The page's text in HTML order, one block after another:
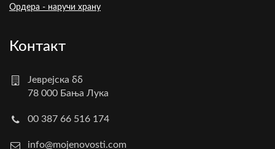
Ордера - наручи храну
Контакт
Јеврејска бб
78 000 Бања Лука
00 387 66 516 174
info@mojenovosti.com